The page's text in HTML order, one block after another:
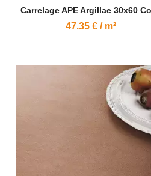
Carrelage APE Argillae 30x60
47.35 € / m²